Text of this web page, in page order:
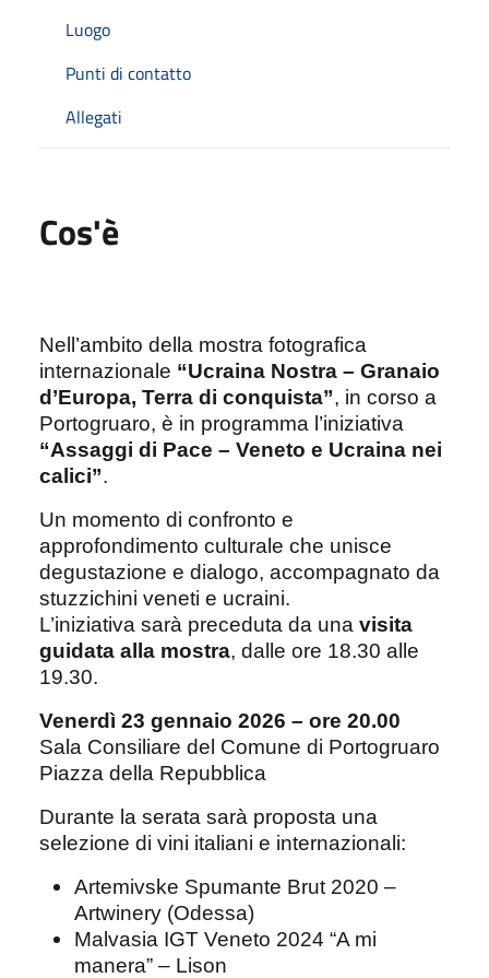
Luogo
Punti di contatto
Allegati
Cos'è
Nell’ambito della mostra fotografica
internazionale “Ucraina Nostra – Granaio
d’Europa, Terra di conquista”, in corso a
Portogruaro, è in programma l’iniziativa
“Assaggi di Pace – Veneto e Ucraina nei
calici”.
Un momento di confronto e
approfondimento culturale che unisce
degustazione e dialogo, accompagnato da
stuzzichini veneti e ucraini.
L’iniziativa sarà preceduta da una visita
guidata alla mostra, dalle ore 18.30 alle
19.30.
Venerdì 23 gennaio 2026 – ore 20.00
Sala Consiliare del Comune di Portogruaro
Piazza della Repubblica
Durante la serata sarà proposta una
selezione di vini italiani e internazionali:
Artemivske Spumante Brut 2020 –
Artwinery (Odessa)
Malvasia IGT Veneto 2024 “A mi
manera” – Lison